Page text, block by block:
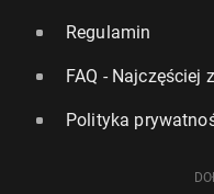
w Polsce lub w
29 czerwca, 13:00
Regulamin
FAQ - Najczęściej
Polityka